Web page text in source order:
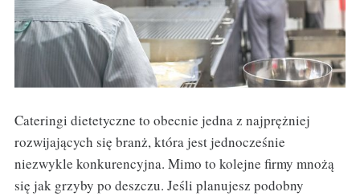
Cateringi dietetyczne to obecnie jedna z najprężniej
rozwijających się branż, która jest jednocześnie
niezwykle konkurencyjna. Mimo to kolejne firmy mnożą
się jak grzyby po deszczu. Jeśli planujesz podobny